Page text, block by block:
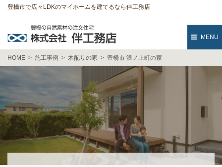
豊橋市で広々LDKのマイホームを建てるなら伴工務店
MENU
HOME 施工事例 木配りの家 豊橋市 浪ノ上町の家